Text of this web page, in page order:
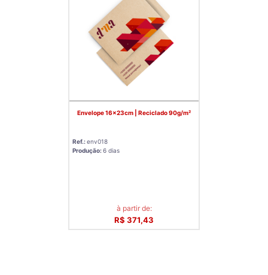
Envelope 16x23cm | Reciclado 90g/m²
Ref.:env018
Produção:6 dias
à partir de:
R$ 371,43